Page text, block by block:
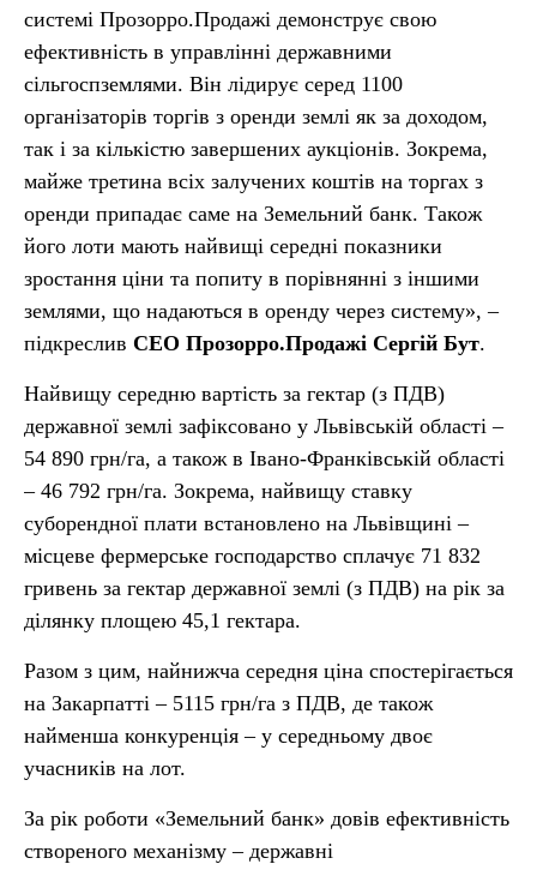
системі Прозорро.Продажі демонструє свою
ефективність в управлінні державними
сільгоспземлями. Він лідирує серед 1100
організаторів торгів з оренди землі як за доходом,
так і за кількістю завершених аукціонів. Зокрема,
майже третина всіх залучених коштів на торгах з
оренди припадає саме на Земельний банк. Також
його лоти мають найвищі середні показники
зростання ціни та попиту в порівнянні з іншими
землями, що надаються в оренду через систему», –
підкреслив СЕО Прозорро.Продажі Сергій Бут.
Найвищу середню вартість за гектар (з ПДВ)
державної землі зафіксовано у Львівській області –
54 890 грн/га, а також в Івано-Франківській області
– 46 792 грн/га. Зокрема, найвищу ставку
суборендної плати встановлено на Львівщині –
місцеве фермерське господарство сплачує 71 832
гривень за гектар державної землі (з ПДВ) на рік за
ділянку площею 45,1 гектара.
Разом з цим, найнижча середня ціна спостерігається
на Закарпатті – 5115 грн/га з ПДВ, де також
найменша конкуренція – у середньому двоє
учасників на лот.
За рік роботи «Земельний банк» довів ефективність
створеного механізму – державні